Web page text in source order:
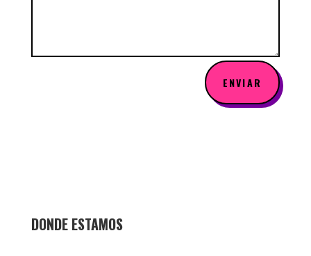
ENVIAR
DONDE ESTAMOS